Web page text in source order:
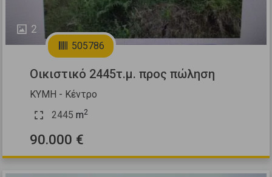
2
505786
Οικιστικό 2445τ.μ. προς πώληση
ΚΥΜΗ - Κέντρο
2445 m2
90.000 €